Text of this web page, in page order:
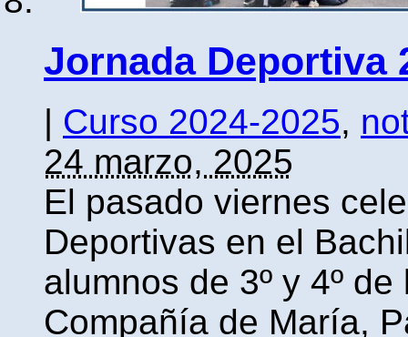
Jornada Deportiva
| Curso 2024-2025,
24 marzo, 2025
El pasado viernes
Deportivas en el
alumnos de 3º y 4º
Compañía de María,